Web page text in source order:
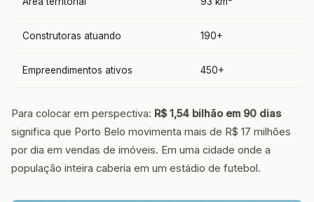
Construtoras atuando 190+
Empreendimentos ativos 450+
Para colocar em perspectiva: R$ 1,54 bilhão em 90 dias
significa que Porto Belo movimenta mais de R$ 17 milhões
por dia em vendas de imóveis. Em uma cidade onde a
população inteira caberia em um estádio de futebol.